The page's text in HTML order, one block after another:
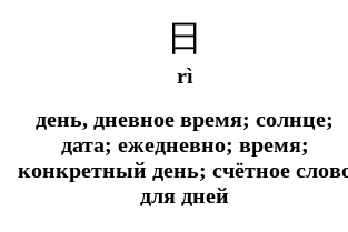
日
rì
день, дневное время; солнце;
дата; ежедневно; время;
конкретный день; счётное
для дней